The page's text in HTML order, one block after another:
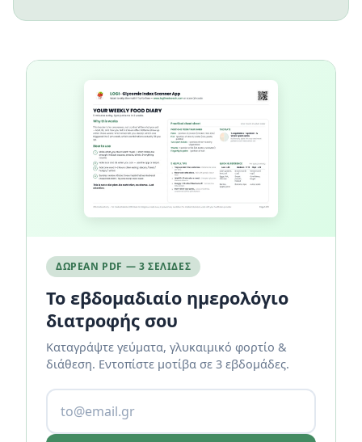
ΔΩΡΕΆΝ PDF — 3 ΣΕΛΊΔΕΣ
Το εβδομαδιαίο ημερολόγιο
διατροφής σου
Καταγράψτε γεύματα, γλυκαιμικό φορτίο &
διάθεση. Εντοπίστε μοτίβα σε 3 εβδομάδες.